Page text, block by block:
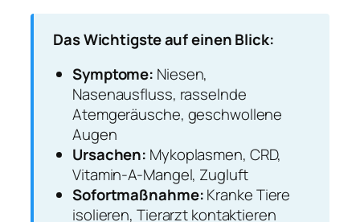
Das Wichtigste auf einen Blick:
Symptome: Niesen,
Nasenausfluss, rasselnde
Atemgeräusche, geschwollene
Augen
Ursachen: Mykoplasmen, CRD,
Vitamin-A-Mangel, Zugluft
Sofortmaßnahme:Kranke Tiere
isolieren, Tierarzt kontaktieren